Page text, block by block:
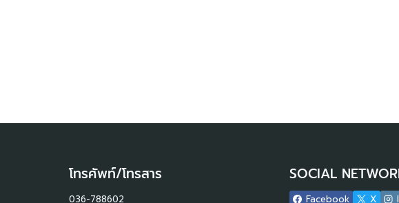
โทรศัพท์/โทรสาร
036-788602
SOCIAL
Facebook X